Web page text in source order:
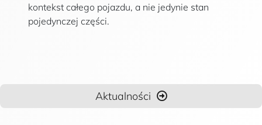
kontekst całego pojazdu, a nie jedynie stan
pojedynczej części.
Aktualności